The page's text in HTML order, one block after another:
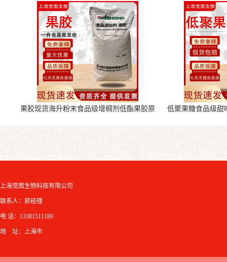
果胶现货海升粉末食品级增稠剂低酯果胶原
低聚果糖食品级甜
上海觉图生物科技有限公司
联系人：郭经理
电 话：13381511189
地 址：上海市